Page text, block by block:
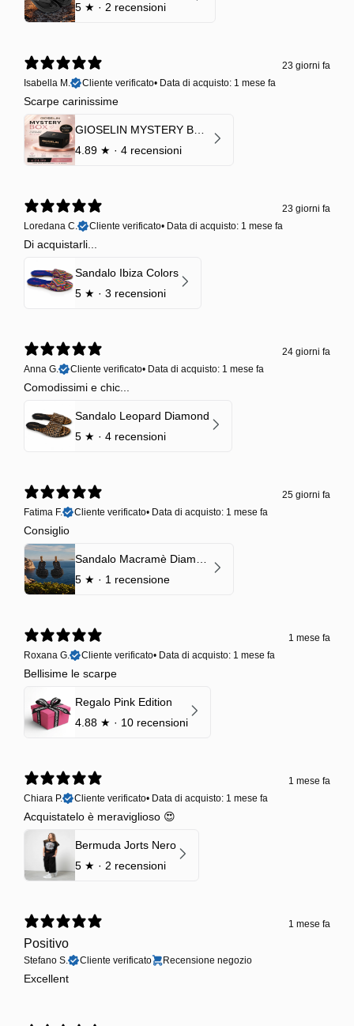
5 ★ · 2 recensioni
23 giorni fa
Isabella M.
Cliente verificato• Data di acquisto: 1 mese fa
Scarpe carinissime
GIOSELIN MYSTERY BOX | €24,99 → Valore garantito minimo €70
4.89 ★ · 4 recensioni
23 giorni fa
Loredana C.
Cliente verificato• Data di acquisto: 1 mese fa
Di acquistarli...
Sandalo Ibiza Colors
5 ★ · 3 recensioni
24 giorni fa
Anna G.
Cliente verificato• Data di acquisto: 1 mese fa
Comodissimi e chic...
Sandalo Leopard Diamond
5 ★ · 4 recensioni
25 giorni fa
Fatima F.
Cliente verificato• Data di acquisto: 1 mese fa
Consiglio
Sandalo Macramè Diamond Black Onyx
5 ★ · 1 recensione
1 mese fa
Roxana G.
Cliente verificato• Data di acquisto: 1 mese fa
Bellisime le scarpe
Regalo Pink Edition
4.88 ★ · 10 recensioni
1 mese fa
Chiara P.
Cliente verificato• Data di acquisto: 1 mese fa
Acquistatelo è meraviglioso 😍
Bermuda Jorts Nero
5 ★ · 2 recensioni
1 mese fa
Positivo
Stefano S. Cliente verificato Recensione negozio
Excellent